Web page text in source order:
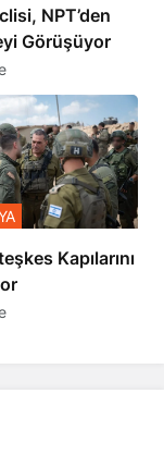
NPT’den
Görüşüyor
Kapılarını